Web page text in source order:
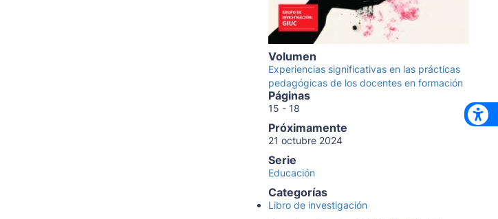
Volumen
Experiencias significativas en las prácticas
pedagógicas de los docentes en formación
Páginas
15 - 18
Próximamente
21 octubre 2024
Serie
Educación
Categorías
Libro de investigación